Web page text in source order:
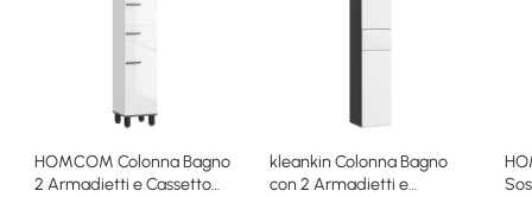
HOMCOM Colonna Bagno
2 Armadietti e Cassetto
kleankin Colonna Bagno
con 2 Armadietti e